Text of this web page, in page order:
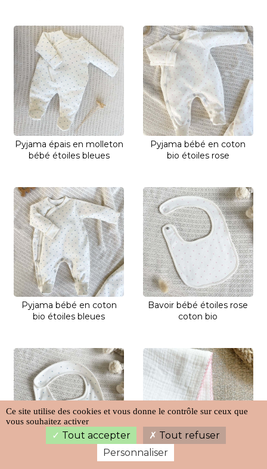
Pyjama épais en molleton
bébé étoiles bleues
Pyjama bébé en coton
bio étoiles rose
Pyjama bébé en coton
bio étoiles bleues
Bavoir bébé étoiles rose
coton bio
Ce site utilise des cookies et vous donne le contrôle sur ceux que
vous souhaitez activer
Tout accepter
Tout refuser
Personnaliser